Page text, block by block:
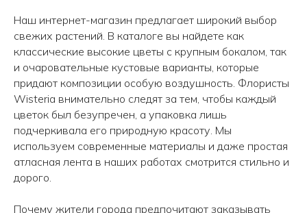
Наш интернет-магазин предлагает широкий выбор
свежих растений. В каталоге вы найдете как
классические высокие цветы с крупным бокалом, так
и очаровательные кустовые варианты, которые
придают композиции особую воздушность. Флористы
Wisteria внимательно следят за тем, чтобы каждый
цветок был безупречен, а упаковка лишь
подчеркивала его природную красоту. Мы
используем современные материалы и даже простая
атласная лента в наших работах смотрится стильно и
дорого.
Почему жители города предпочитают заказывать